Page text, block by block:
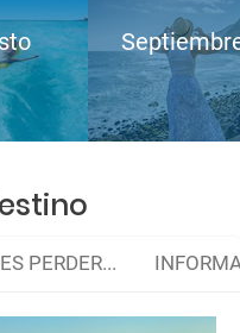
PERDER...